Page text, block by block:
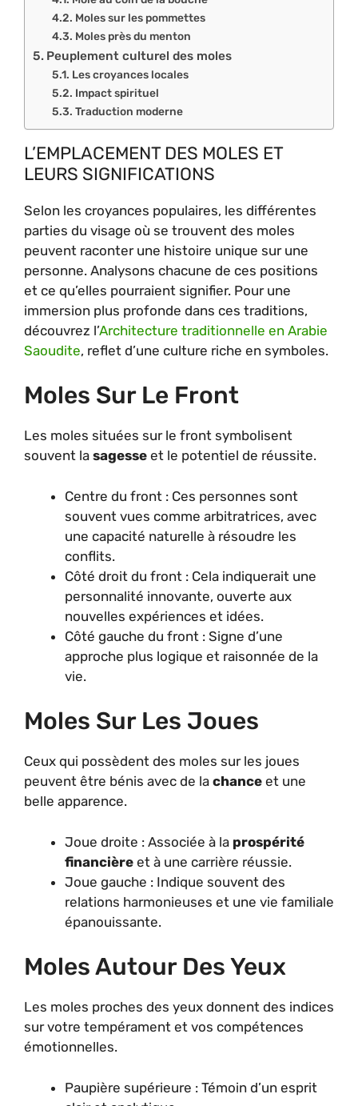
Moles sur les pommettes
Moles près du menton
Peuplement culturel des moles
Les croyances locales
Impact spirituel
Traduction moderne
L’EMPLACEMENT DES MOLES ET
LEURS SIGNIFICATIONS
Selon les croyances populaires, les différentes
parties du visage où se trouvent des moles
peuvent raconter une histoire unique sur une
personne. Analysons chacune de ces positions
et ce qu’elles pourraient signifier. Pour une
immersion plus profonde dans ces traditions,
découvrez l’Architecture traditionnelle en Arabie
Saoudite, reflet d’une culture riche en symboles.
Moles Sur Le Front
Les moles situées sur le front symbolisent
souvent la sagesse et le potentiel de réussite.
Centre du front : Ces personnes sont
souvent vues comme arbitratrices, avec
une capacité naturelle à résoudre les
conflits.
Côté droit du front : Cela indiquerait une
personnalité innovante, ouverte aux
nouvelles expériences et idées.
Côté gauche du front : Signe d’une
approche plus logique et raisonnée de la
vie.
Moles Sur Les Joues
Ceux qui possèdent des moles sur les joues
peuvent être bénis avec de la chance et une
belle apparence.
Joue droite : Associée à la prospérité
financière et à une carrière réussie.
Joue gauche : Indique souvent des
relations harmonieuses et une vie familiale
épanouissante.
Moles Autour Des Yeux
Les moles proches des yeux donnent des indices
sur votre tempérament et vos compétences
émotionnelles.
Paupière supérieure : Témoin d’un esprit